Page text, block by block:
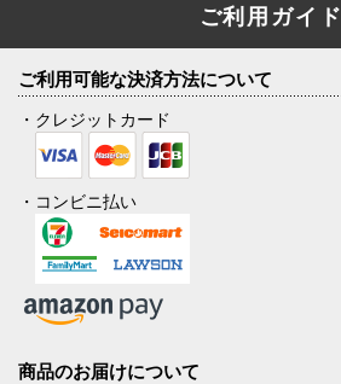
ご利用ガイド
ご利用可能な決済方法について
・クレジットカード
・コンビニ払い
商品のお届けについて